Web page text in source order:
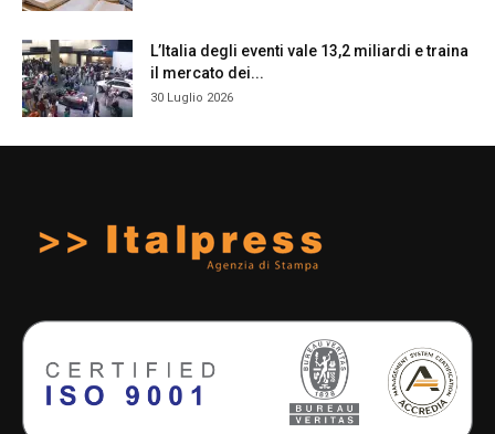
L’Italia degli eventi vale 13,2 miliardi e traina
il mercato dei...
30 Luglio 2026